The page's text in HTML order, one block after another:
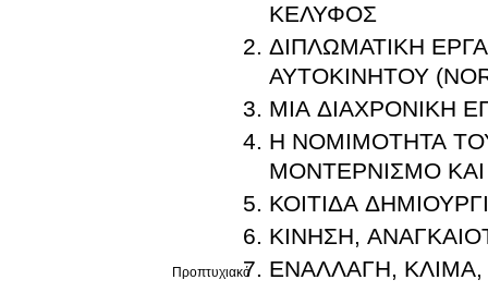
Προπτυχιακό
ΚΕΛΥΦΟΣ
ΔΙΠΛΩΜΑΤΙΚΗ
ΑΥΤΟΚΙΝΗΤΟΥ
ΜΙΑ ΔΙΑΧΡΟΝΙΚΗ
Η ΝΟΜΙΜΟΤΗΤΑ
ΜΟΝΤΕΡΝΙΣΜΟ
ΚΟΙΤΙΔΑ
ΚΙΝΗΣΗ,
ΕΝΑΛΛΑΓΗ,